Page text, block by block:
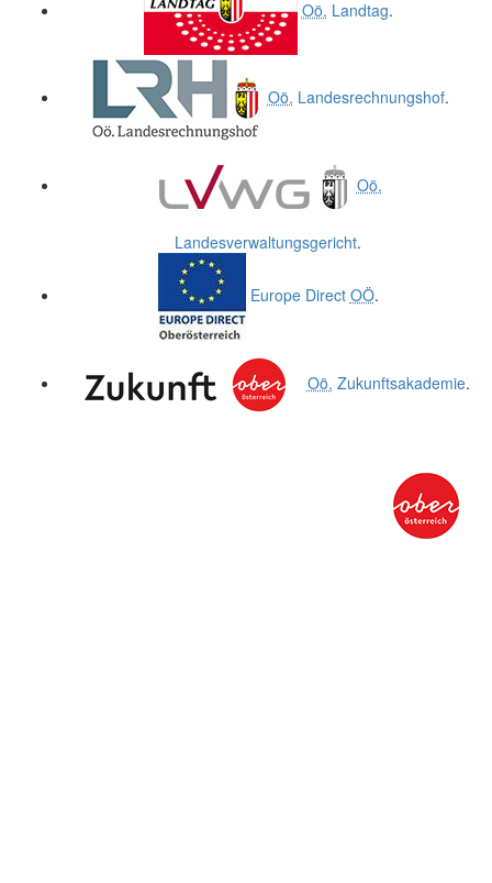
Oö. Landtag.
Oö. Landesrechnungshof.
Oö.
Landesverwaltungsgericht.
Europe Direct OÖ.
Oö. Zukunftsakademie.